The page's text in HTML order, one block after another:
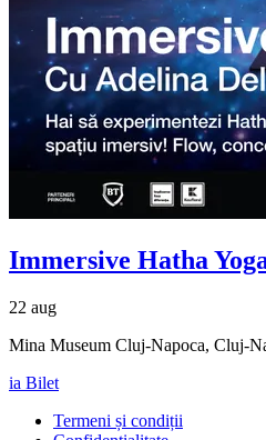
Immersive Hatha
22 aug
Mina Museum Cluj-Napoca, Cluj-
ia Bilet
Termeni și condiții